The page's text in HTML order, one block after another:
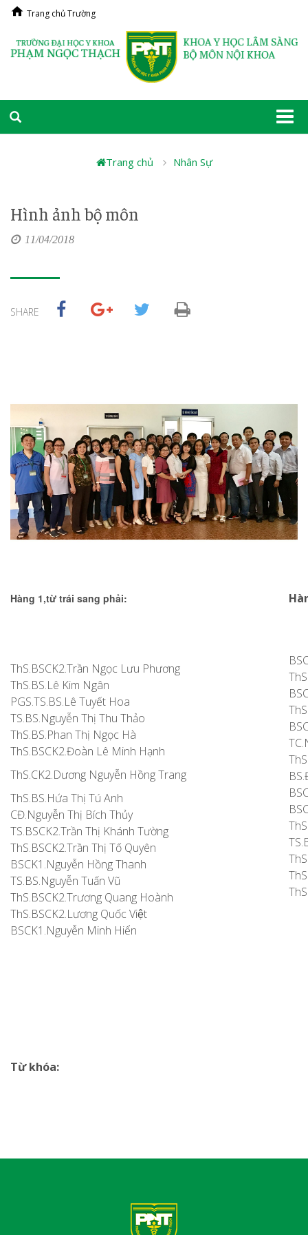
Trang chủ Trường
Trang chủ Nhân Sự
Hình ảnh bộ môn
11/04/2018
SHARE
Hàng 1,từ trái sang phải:
ThS.BSCK2.Trần Ngọc Lưu Phương
ThS.BS.Lê Kim Ngân
PGS.TS.BS.Lê Tuyết Hoa
TS.BS.Nguyễn Thị Thu Thảo
ThS.BS.Phan Thị Ngọc Hà
ThS.BSCK2.Đoàn Lê Minh Hạnh
ThS.CK2.Dương Nguyễn Hồng Trang
ThS.BS.Hứa Thị Tú Anh
CĐ.Nguyễn Thị Bích Thủy
TS.BSCK2.Trần Thị Khánh Tường
ThS.BSCK2.Trần Thị Tố Quyên
BSCK1.Nguyễn Hồng Thanh
TS.BS.Nguyễn Tuấn Vũ
ThS.BSCK2.Trương Quang Hoành
ThS.BSCK2.Lương Quốc Việt
BSCK1.Nguyễn Minh Hiển
Từ khóa: